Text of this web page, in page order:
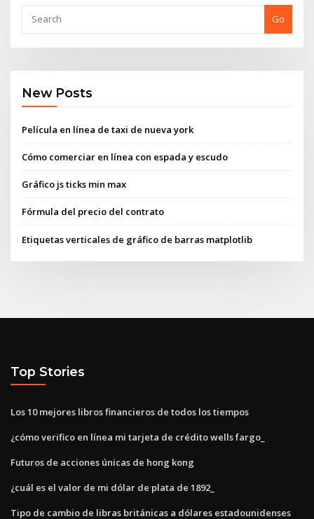
Go
New Posts
Película en línea de taxi de nueva york
Cómo comerciar en línea con espada y escudo
Gráfico js ticks min max
Fórmula del precio del contrato
Etiquetas verticales de gráfico de barras matplotlib
Top Stories
Los 10 mejores libros financieros de todos los tiempos
¿cómo verifico en línea mi tarjeta de crédito wells fargo_
Futuros de acciones únicas de hong kong
¿cuál es el valor de mi dólar de plata de 1892_
Tipo de cambio de libras británicas a dólares estadounidenses